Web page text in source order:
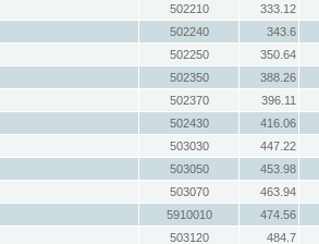
502210
333.12
502240
343.6
502250
350.64
502350
388.26
502370
396.11
502430
416.06
503030
447.22
503050
453.98
503070
463.94
5910010
474.56
503120
484.7